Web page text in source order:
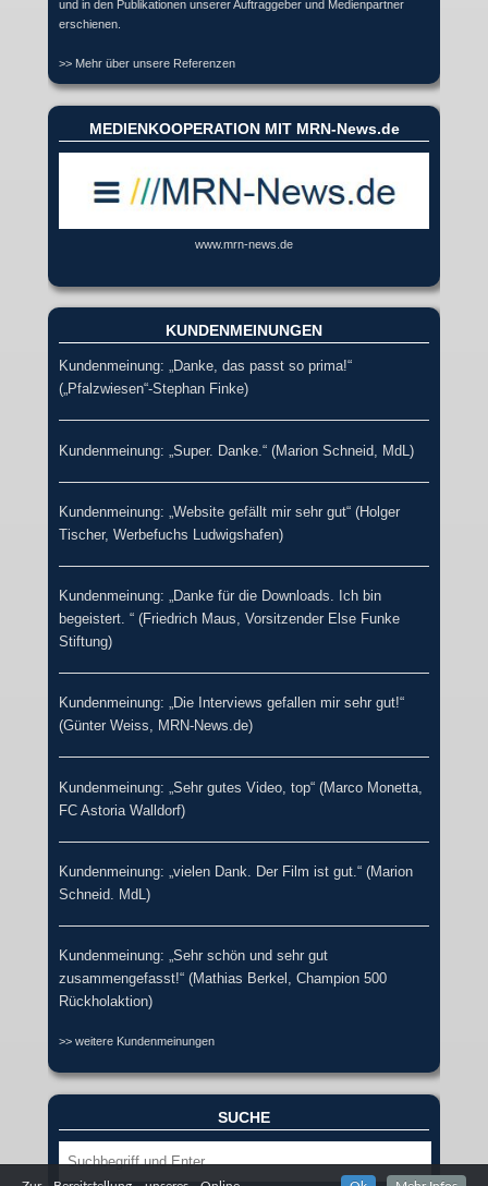
und in den Publikationen unserer Auftraggeber und Medienpartner
erschienen.
>> Mehr über unsere Referenzen
MEDIENKOOPERATION MIT MRN-News.de
www.mrn-news.de
KUNDENMEINUNGEN
Kundenmeinung: „Danke, das passt so prima!“
(„Pfalzwiesen“-Stephan Finke)
Kundenmeinung: „Super. Danke.“ (Marion Schneid, MdL)
Kundenmeinung: „Website gefällt mir sehr gut“ (Holger
Tischer, Werbefuchs Ludwigshafen)
Kundenmeinung: „Danke für die Downloads. Ich bin
begeistert. “ (Friedrich Maus, Vorsitzender Else Funke
Stiftung)
Kundenmeinung: „Die Interviews gefallen mir sehr gut!“
(Günter Weiss, MRN-News.de)
Kundenmeinung: „Sehr gutes Video, top“ (Marco Monetta,
FC Astoria Walldorf)
Kundenmeinung: „vielen Dank. Der Film ist gut.“ (Marion
Schneid. MdL)
Kundenmeinung: „Sehr schön und sehr gut
zusammengefasst!“ (Mathias Berkel, Champion 500
Rückholaktion)
>> weitere Kundenmeinungen
SUCHE